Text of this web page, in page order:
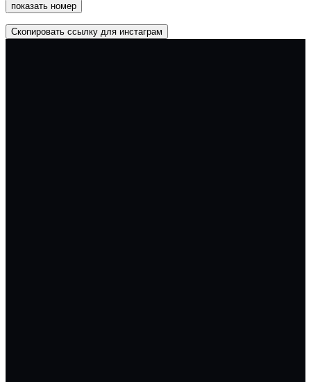
показать номер
Скопировать ссылку для инстаграм